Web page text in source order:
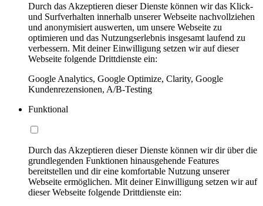
Durch das Akzeptieren dieser Dienste können wir das Klick-
und Surfverhalten innerhalb unserer Webseite nachvollziehen
und anonymisiert auswerten, um unsere Webseite zu
optimieren und das Nutzungserlebnis insgesamt laufend zu
verbessern. Mit deiner Einwilligung setzen wir auf dieser
Webseite folgende Drittdienste ein:
Google Analytics, Google Optimize, Clarity, Google
Kundenrezensionen, A/B-Testing
Funktional
Durch das Akzeptieren dieser Dienste können wir dir über die
grundlegenden Funktionen hinausgehende Features
bereitstellen und dir eine komfortable Nutzung unserer
Webseite ermöglichen. Mit deiner Einwilligung setzen wir auf
dieser Webseite folgende Drittdienste ein: